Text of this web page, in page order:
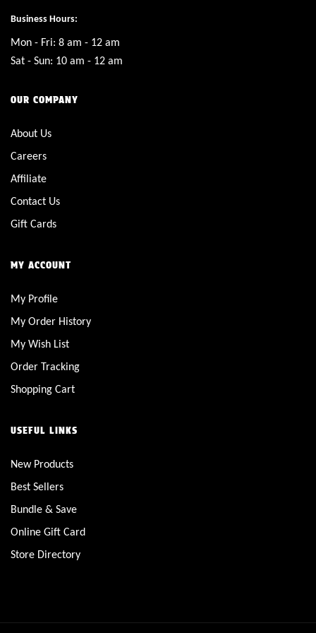
Business Hours:
Mon - Fri: 8 am - 12 am
Sat - Sun: 10 am - 12 am
OUR COMPANY
About Us
Careers
Affiliate
Contact Us
Gift Cards
MY ACCOUNT
My Profile
My Order History
My Wish List
Order Tracking
Shopping Cart
USEFUL LINKS
New Products
Best Sellers
Bundle & Save
Online Gift Card
Store Directory